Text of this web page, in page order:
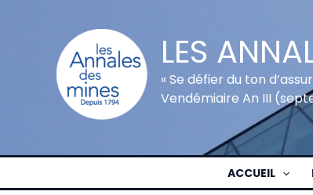
LES
« Se défier du ton
Vendémiaire An III
ACCUEIL